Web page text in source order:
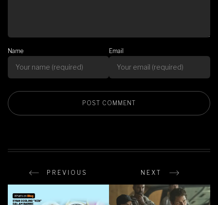
Name Email
PREVIOUS NEXT